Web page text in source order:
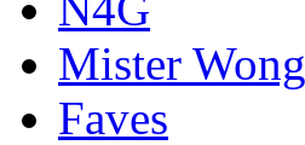
Mister Wong
Faves